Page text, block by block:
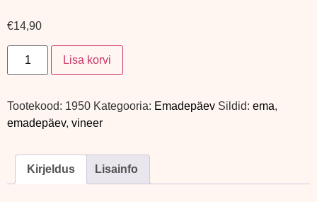
€14,90
Lisa korvi
Tootekood: 1950 Kategooria: Emadepäev Sildid: ema,
emadepäev, vineer
Kirjeldus Lisainfo